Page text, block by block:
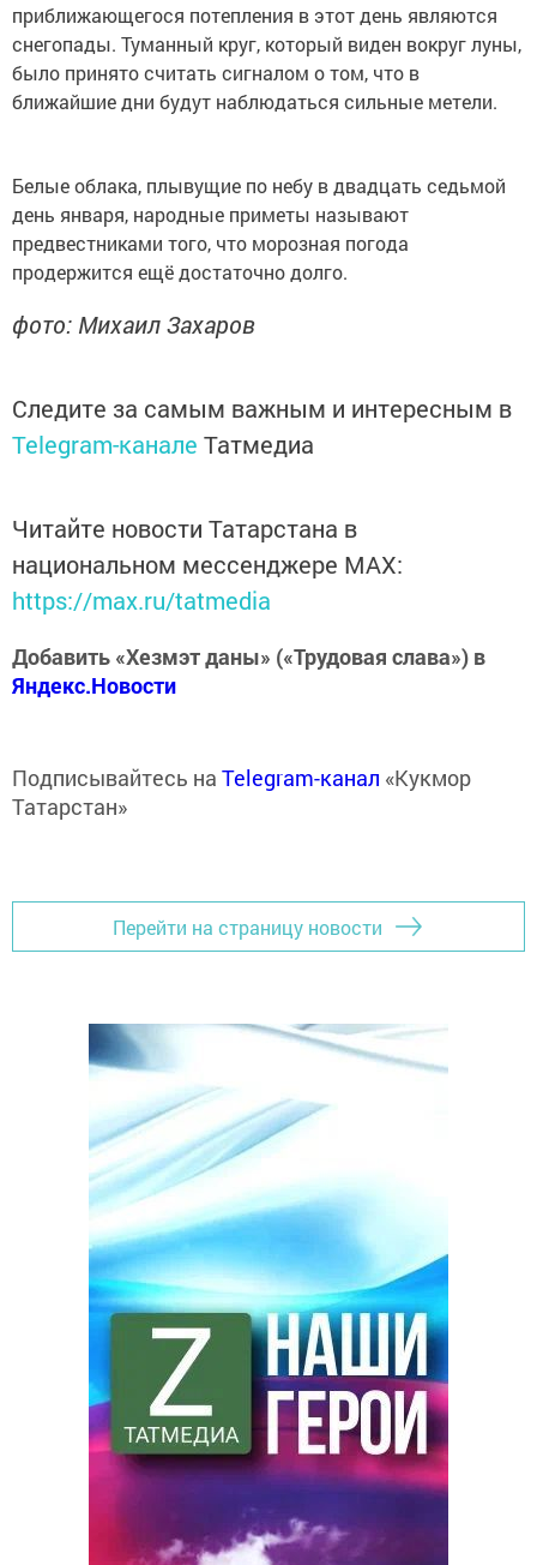
приближающегося потепления в этот день являются
снегопады. Туманный круг, который виден вокруг луны,
было принято считать сигналом о том, что в
ближайшие дни будут наблюдаться сильные метели.
Белые облака, плывущие по небу в двадцать седьмой
день января, народные приметы называют
предвестниками того, что морозная погода
продержится ещё достаточно долго.
фото: Михаил Захаров
Следите за самым важным и интересным в
Telegram-канале Татмедиа
Читайте новости Татарстана в
национальном мессенджере MАХ:
https://max.ru/tatmedia
Добавить «Хезмэт даны» («Трудовая слава») в
Яндекс.Новости
Подписывайтесь на Telegram-канал «Кукмор
Татарстан»
Перейти на страницу новости